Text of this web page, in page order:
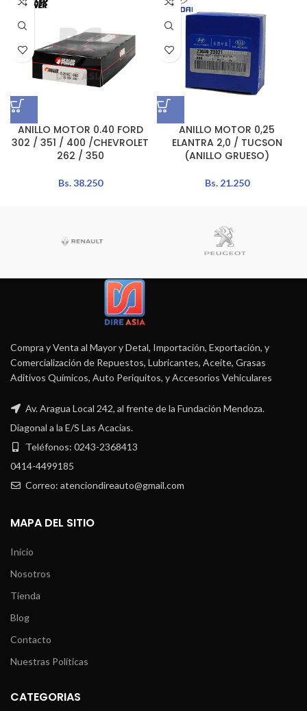
ANILLO MOTOR 0.40 FORD
302 / 351 / 400 /CHEVROLET
262 / 350
Bs.38.250
ANILLO MOTOR 0,25
ELANTRA 2,0 / TUCSON
(ANILLO GRUESO)
Bs.21.250
Compra y Venta al Mayor y Detal, Importación, Exportación, y
Comercialización de Repuestos, Lubricantes, Aceite, Grasas
Aditivos Químicos, Auto Periquitos, y Accesorios Vehiculares
Av. Aragua Local 242, al frente de la Fundación Mendoza.
Diagonal a la E/S Las Acacias.
Teléfonos: 0243-2368413
0414-4499185
Correo: atenciondireauto@gmail.com
MAPA DEL SITIO
Inicio
Nosotros
Tienda
Blog
Contacto
Nuestras Políticas
CATEGORIAS